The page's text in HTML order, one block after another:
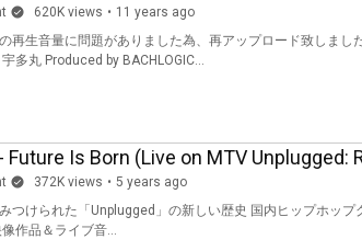
620K views
11 years ago
再生音量に問題がありました為、再アップロード致しまし
多丸 Produced by BACHLOGIC...
Future Is Born (Live on MTV Unplugged:
372K views
5 years ago
つけられた「Unplugged」の新しい歴史 国内ヒップホッ
イブ映像作品＆ライブ音...